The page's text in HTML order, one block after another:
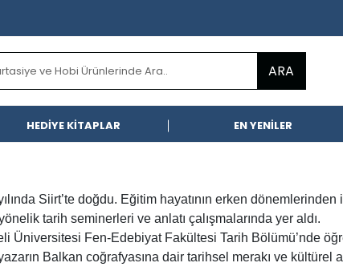
ARA
HEDİYE KİTAPLAR EN YENİLER
Siirt’te doğdu. Eğitim hayatının erken
tarih seminerleri ve anlatı çalışmalarında yer aldı.
Üniversitesi Fen-Edebiyat Fakültesi Tarih Bölümü’nde
Balkan coğrafyasına dair tarihsel merakı ve kültürel